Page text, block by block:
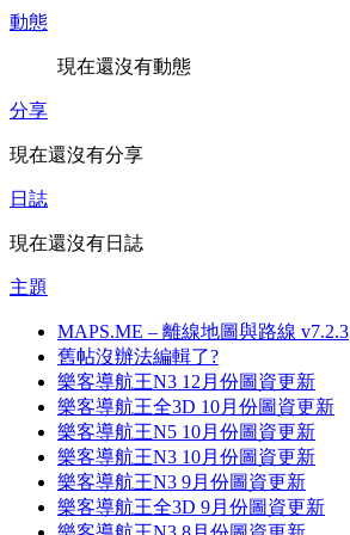
動態
現在還沒有動態
分享
現在還沒有分享
日誌
現在還沒有日誌
主題
MAPS.ME – 離線地圖與路線 v7.2.3
舊帖沒辦法編輯了?
樂客導航王N3 12月份圖資更新
樂客導航王全3D 10月份圖資更新
樂客導航王N5 10月份圖資更新
樂客導航王N3 10月份圖資更新
樂客導航王N3 9月份圖資更新
樂客導航王全3D 9月份圖資更新